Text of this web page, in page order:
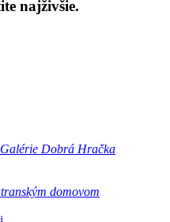
najživšie.
Dobrá Hračka
domovom